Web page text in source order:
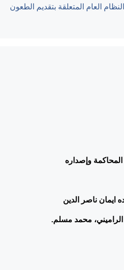
العام المتعلقة بتقديم الطعون
وإصداره
ايمان ناصر الدين
محمد مسلم.